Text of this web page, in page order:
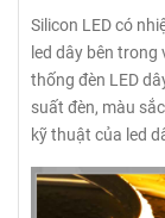
Silicon LED có
led dây bên
thống đèn LED
suất đèn, màu
kỹ thuật của led